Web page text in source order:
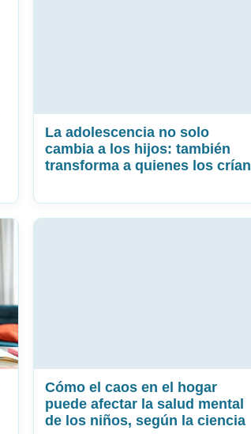
La adolescencia no solo
cambia a los hijos: también
transforma a quienes los crían
Cómo el caos en el hogar
puede afectar la salud mental
de los niños, según la ciencia